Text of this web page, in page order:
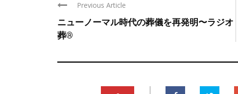
Previous Article
ニューノーマル時代の葬儀を再発明〜ラジオ
葬®